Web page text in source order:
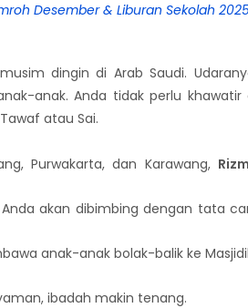
Desember & Liburan Sekolah
dingin di Arab Saudi.
anak. Anda tidak perlu khawatir
atau Sai.
Purwakarta, dan Karawang,
akan dibimbing dengan tata
anak-anak bolak-balik ke
ibadah makin tenang.